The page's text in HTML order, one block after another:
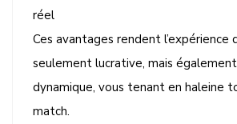
réel
Ces avantages rendent l’expérience
seulement lucrative, mais
dynamique, vous tenant en haleine
match.